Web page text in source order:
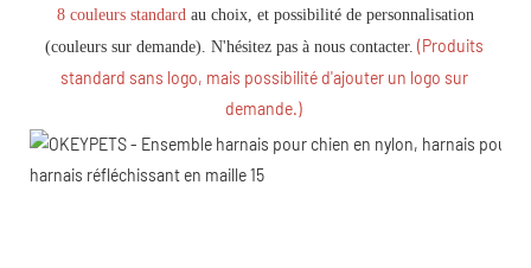
8 couleurs standard au choix, et possibilité de personnalisation
(couleurs sur demande). N'hésitez pas à nous contacter. (Produits
standard sans logo, mais possibilité d'ajouter un logo sur
demande.)